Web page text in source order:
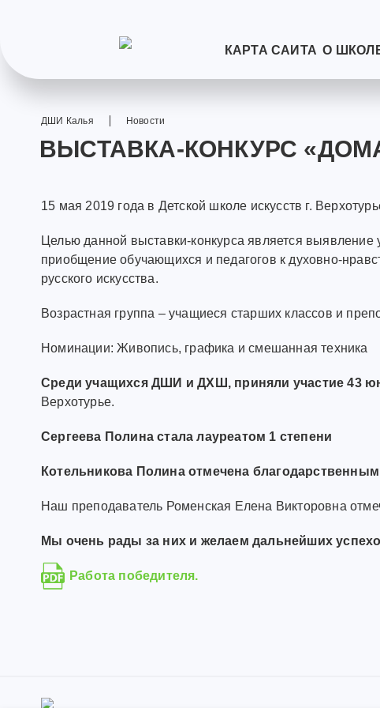
КАРТА САЙТА О
ДШИ Калья Новости
ВЫСТАВКА-КОНКУРС
15 мая 2019 года в Детской школе искусств г.
Целью данной выставки-конкурса является
приобщение обучающихся и педагогов к духовно-
русского искусства.
Возрастная группа – учащиеся старших классов и
Номинации: Живопись, графика и смешанная техника
Среди учащихся ДШИ и ДХШ, приняли участие 43
Верхотурье.
Сергеева Полина стала лауреатом 1 степени
Котельникова Полина отмечена
Наш преподаватель Роменская Елена Викторовна
Мы очень рады за них и желаем дальнейших
Работа победителя.